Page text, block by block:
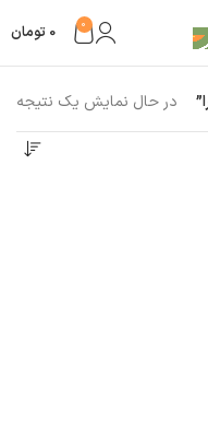
0
0 تومان
در حال نمایش یک نتیجه